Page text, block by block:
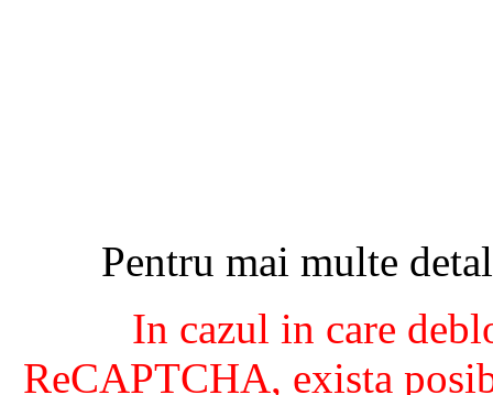
Pentru mai multe
In cazul in care
ReCAPTCHA, exista